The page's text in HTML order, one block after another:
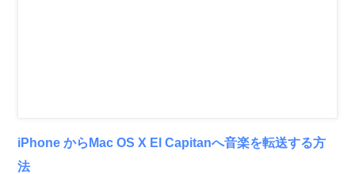
iPhone からMac OS X El Capitanへ音楽を転送する方
法